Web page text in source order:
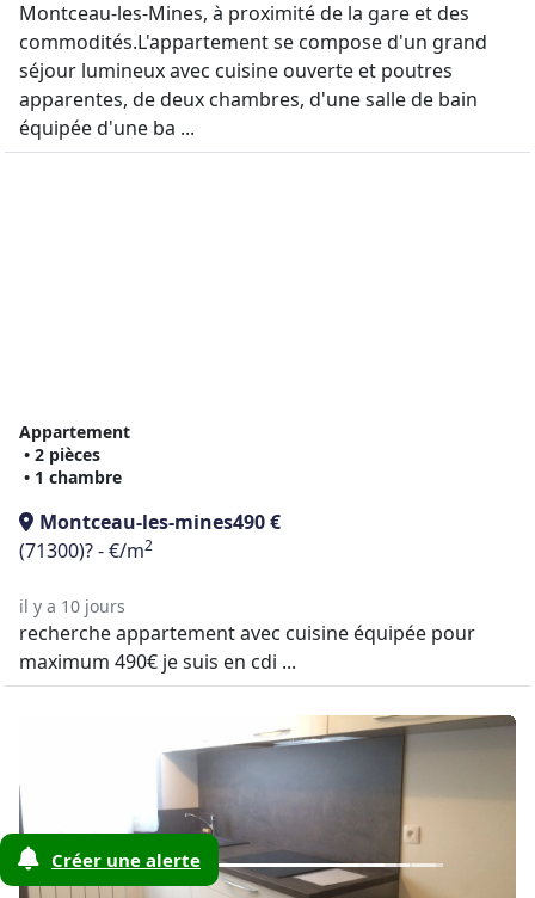
Montceau-les-Mines, à proximité de la gare et des
commodités.L'appartement se compose d'un grand
séjour lumineux avec cuisine ouverte et poutres
apparentes, de deux chambres, d'une salle de bain
équipée d'une ba ...
Appartement
• 2 pièces
• 1 chambre
Montceau-les-mines490 €
(71300)? - €/m2
il y a 10 jours
recherche appartement avec cuisine équipée pour
maximum 490€ je suis en cdi ...
Créer une alerte